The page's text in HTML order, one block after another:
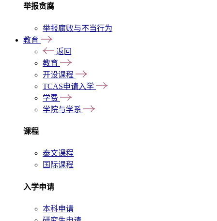
举报贪腐
举报腐败与不当行为
教育
返回
教育
开设课程
TCAS申请入学
学费
学院与学系
课程
泰文课程
国际课程
入学申请
本科申请